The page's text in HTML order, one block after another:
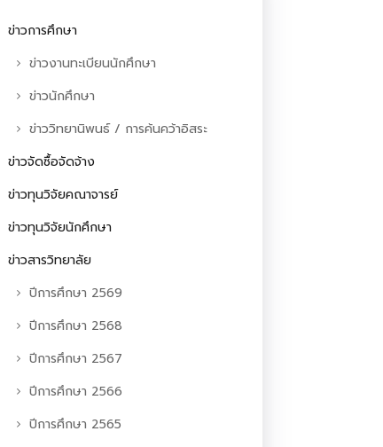
ข่าวการศึกษา
ข่าวงานทะเบียนนักศึกษา
ข่าวนักศึกษา
ข่าววิทยานิพนธ์ / การค้นคว้าอิสระ
ข่าวจัดซื้อจัดจ้าง
ข่าวทุนวิจัยคณาจารย์
ข่าวทุนวิจัยนักศึกษา
ข่าวสารวิทยาลัย
ปีการศึกษา 2569
ปีการศึกษา 2568
ปีการศึกษา 2567
ปีการศึกษา 2566
ปีการศึกษา 2565